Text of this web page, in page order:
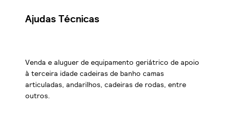
Ajudas Técnicas
Venda e aluguer de equipamento geriátrico de apoio
à terceira idade cadeiras de banho camas
articuladas, andarilhos, cadeiras de rodas, entre
outros.